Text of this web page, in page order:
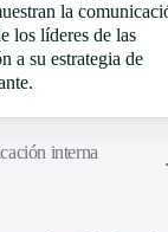
la
los líderes de las
a su estrategia de
interna